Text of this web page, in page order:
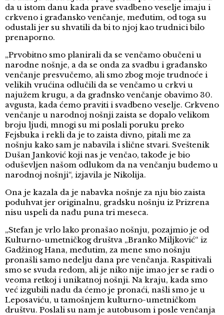
da u istom danu kada prave svadbeno veselje imaju i
crkveno i građansko venčanje, međutim, od toga su
odustali jer su shvatili da bi to njoj kao trudnici bilo
prenaporno.
„Prvobitno smo planirali da se venčamo obučeni u
narodne nošnje, a da se onda za svadbu i građansko
venčanje presvučemo, ali smo zbog moje trudnoće i
velikih vrućina odlučili da se venčamo u crkvi u
najužem krugu, a da građnsko venčanje obavimo 30.
avgusta, kada ćemo praviti i svadbeno veselje. Crkveno
venčanje u narodnoj nošnji zaista se dopalo velikom
broju ljudi, mnogi su mi poslali poruku preko
Fejsbuka i rekli da je to zaista divno, pitali me za
nošnju kako sam je nabavila i slične stvari. Sveštenik
Dušan Janković koji nas je venčao, takođe je bio
oduševljen našom odlukom da na venčanju budemo u
narodnoj nošnji“, izjavila je Nikolija.
Ona je kazala da je nabavka nošnje za nju bio zaista
poduhvat jer originalnu, gradsku nošnju iz Prizrena
nisu uspeli da nađu puna tri meseca.
„Stefan je vrlo lako pronašao nošnju, pozajmio je od
Kulturno-umetničkog društva „Branko Miljković“ iz
Gadžinog Hana, međutim, za mene smo nošnju
pronašli samo nedelju dana pre venčanja. Raspitivali
smo se svuda redom, ali je niko nije imao jer se radi o
veoma retkoj i unikatnoj nošnji. Na kraju, kada smo
već izgubili nadu da ćemo je pronaći, našli smo je u
Leposaviću, u tamošnjem kulturno-umetničkom
društvu. Poslali su nam je autobusom i posle venčanja